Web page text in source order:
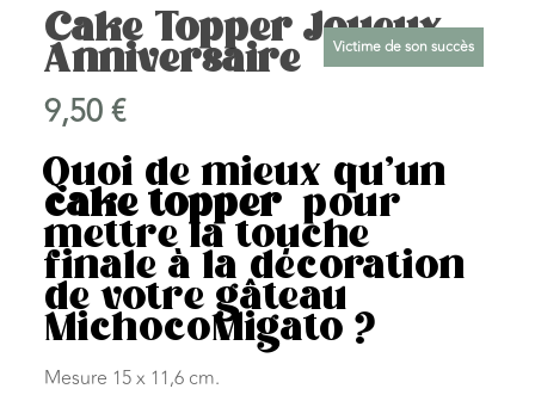
Cake Topper Joyeux
Anniversaire
9,50€
Victime de son succès
Quoi de mieux qu’un
cake topperpour
mettre la touche
finale à la décoration
de votre gâteau
MichocoMigato ?
Mesure 15 x 11,6 cm.